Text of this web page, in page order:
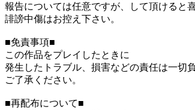
報告については任意ですが、して頂けると喜
誹謗中傷はお控え下さい。
■免責事項■
この作品をプレイしたときに
発生したトラブル、損害などの責任は一切
ご了承ください。
■再配布について■